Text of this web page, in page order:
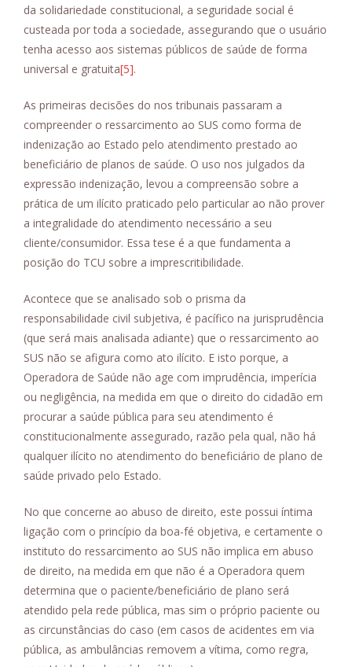
da solidariedade constitucional, a seguridade social é
custeada por toda a sociedade, assegurando que o usuário
tenha acesso aos sistemas públicos de saúde de forma
universal e gratuita[5].
As primeiras decisões do nos tribunais passaram a
compreender o ressarcimento ao SUS como forma de
indenização ao Estado pelo atendimento prestado ao
beneficiário de planos de saúde. O uso nos julgados da
expressão indenização, levou a compreensão sobre a
prática de um ilícito praticado pelo particular ao não prover
a integralidade do atendimento necessário a seu
cliente/consumidor. Essa tese é a que fundamenta a
posição do TCU sobre a imprescritibilidade.
Acontece que se analisado sob o prisma da
responsabilidade civil subjetiva, é pacífico na jurisprudência
(que será mais analisada adiante) que o ressarcimento ao
SUS não se afigura como ato ilícito. E isto porque, a
Operadora de Saúde não age com imprudência, imperícia
ou negligência, na medida em que o direito do cidadão em
procurar a saúde pública para seu atendimento é
constitucionalmente assegurado, razão pela qual, não há
qualquer ilícito no atendimento do beneficiário de plano de
saúde privado pelo Estado.
No que concerne ao abuso de direito, este possui íntima
ligação com o princípio da boa-fé objetiva, e certamente o
instituto do ressarcimento ao SUS não implica em abuso
de direito, na medida em que não é a Operadora quem
determina que o paciente/beneficiário de plano será
atendido pela rede pública, mas sim o próprio paciente ou
as circunstâncias do caso (em casos de acidentes em via
pública, as ambulâncias removem a vítima, como regra,